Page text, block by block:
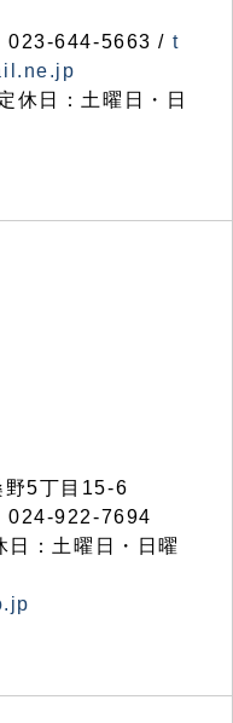
023-644-5663 / t
休日：土曜日・日
5丁目15-6
024-922-7694
：土曜日・日曜